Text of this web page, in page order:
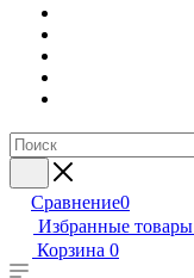
Сравнение0
Избранные товары
Корзина 0